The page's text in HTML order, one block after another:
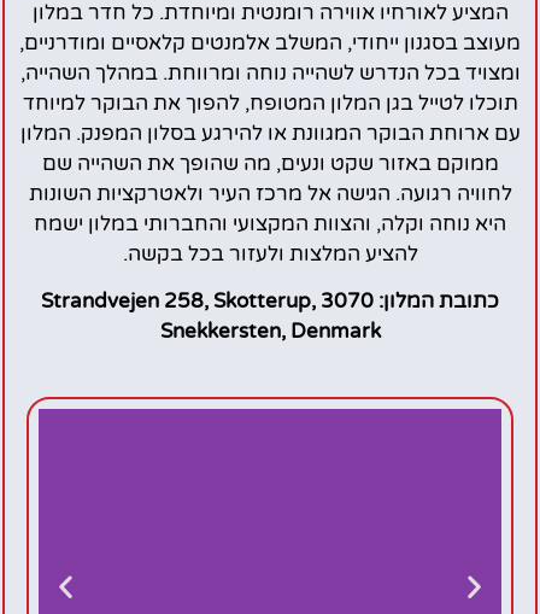
המציע לאורחיו אווירה רומנטית ומיוחדת. כל חדר במלון
מעוצב בסגנון ייחודי, המשלב אלמנטים קלאסיים ומודרניים,
ומצויד בכל הנדרש לשהייה נוחה ומרווחת. במהלך השהייה,
תוכלו לטייל בגן המלון המטופח, להפוך את הבוקר למיוחד
עם ארוחת הבוקר המגוונת או להירגע בסלון המפנק. המלון
ממוקם באזור שקט ונעים, מה שהופך את השהייה שם
לחוויה רגועה. הגישה אל מרכז העיר ולאטרקציות השונות
היא נוחה וקלה, והצוות המקצועי והחברותי במלון ישמח
להציע המלצות ולעזור בכל בקשה.
כתובת המלון: Strandvejen 258, Skotterup, 3070
Snekkersten, Denmark